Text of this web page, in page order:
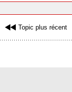
Topic plus récent